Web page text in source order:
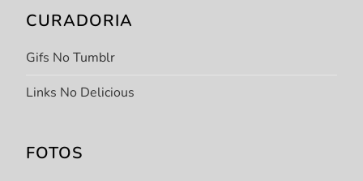
CURADORIA
Gifs No Tumblr
Links No Delicious
FOTOS